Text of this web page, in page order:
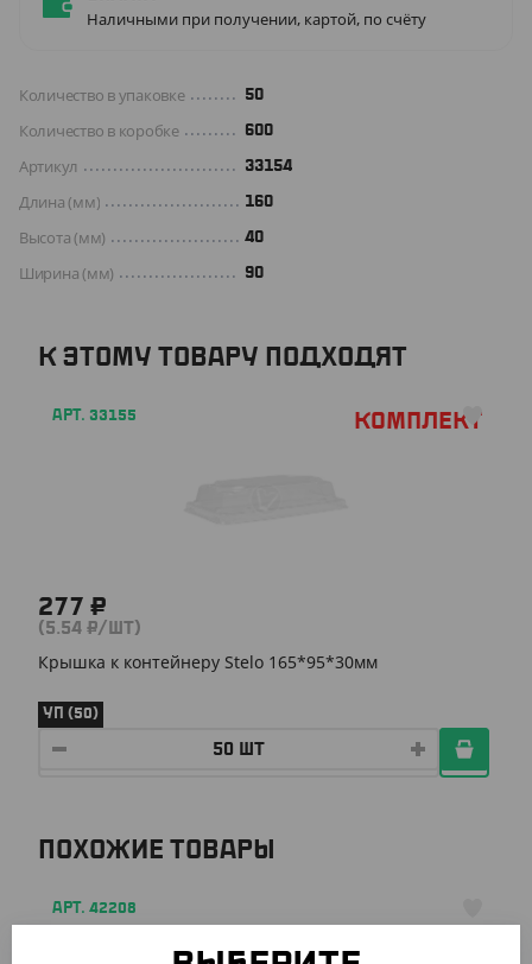
Наличными при получении, картой, по счёту
Количество в упаковке 50
Количество в коробке 600
Артикул 33154
Длина (мм) 160
Высота (мм) 40
Ширина (мм) 90
К ЭТОМУ ТОВАРУ ПОДХОДЯТ
АРТ. 33155 Комплект
277 ₽
(5.54 ₽/ШТ)
Крышка к контейнеру Stelo 165*95*30мм
УП (50)
ПОХОЖИЕ ТОВАРЫ
АРТ. 42208